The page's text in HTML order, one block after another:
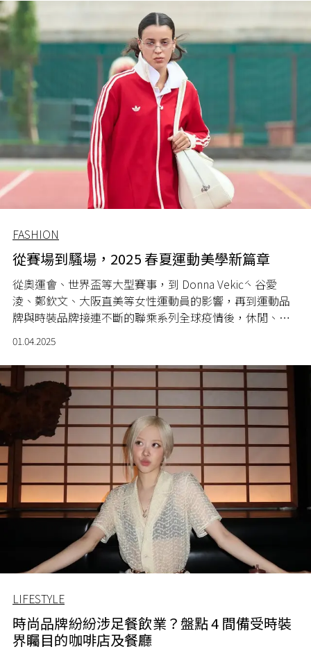
FASHION
從賽場到騷場，2025 春夏運動美學新篇章
從奧運會、世界盃等大型賽事，到 Donna Vekić、谷愛
淩、鄭欽文、大阪直美等女性運動員的影響，再到運動品
牌與時裝品牌接連不斷的聯乘系列全球疫情後，休閒、舒
適的風格完全融入女性的工作與生活。
01.04.2025
LIFESTYLE
時尚品牌紛紛涉足餐飲業？盤點 4 間備受時裝
界矚目的咖啡店及餐廳